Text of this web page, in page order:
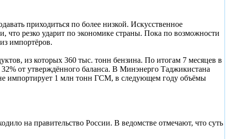
приходиться по более низкой. Искусственное
что резко ударит по экономике страны. Пока по возможности
импортёров.
из которых 360 тыс. тонн бензина. По итогам 7 месяцев в
от утверждённого баланса. В Минэнерго Таджикистана
импортирует 1 млн тонн ГСМ, в следующем году объёмы
на правительство России. В ведомстве отмечают, что суть